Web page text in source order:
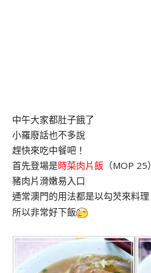
中午大家都肚子餓了
小羅廢話也不多說
趕快來吃中餐吧！
首先登場是時菜肉片飯 （MOP 25）
豬肉片滑嫩易入口
通常澳門的用法都是以勾芡來料理
所以非常好下飯